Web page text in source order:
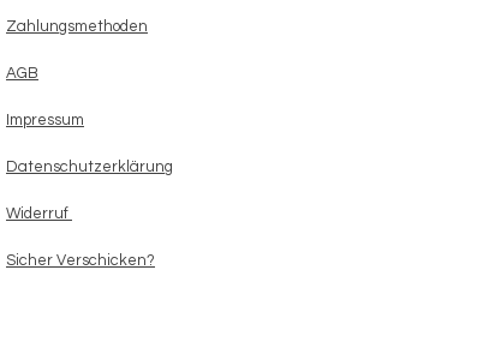
Zahlungsmethoden
AGB
Impressum
Datenschutzerklärung
Widerruf
Sicher Verschicken?